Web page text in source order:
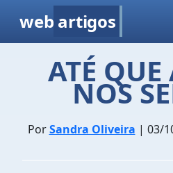
web artigos
ATÉ
NOS
PorSandra Oliveira | 03/